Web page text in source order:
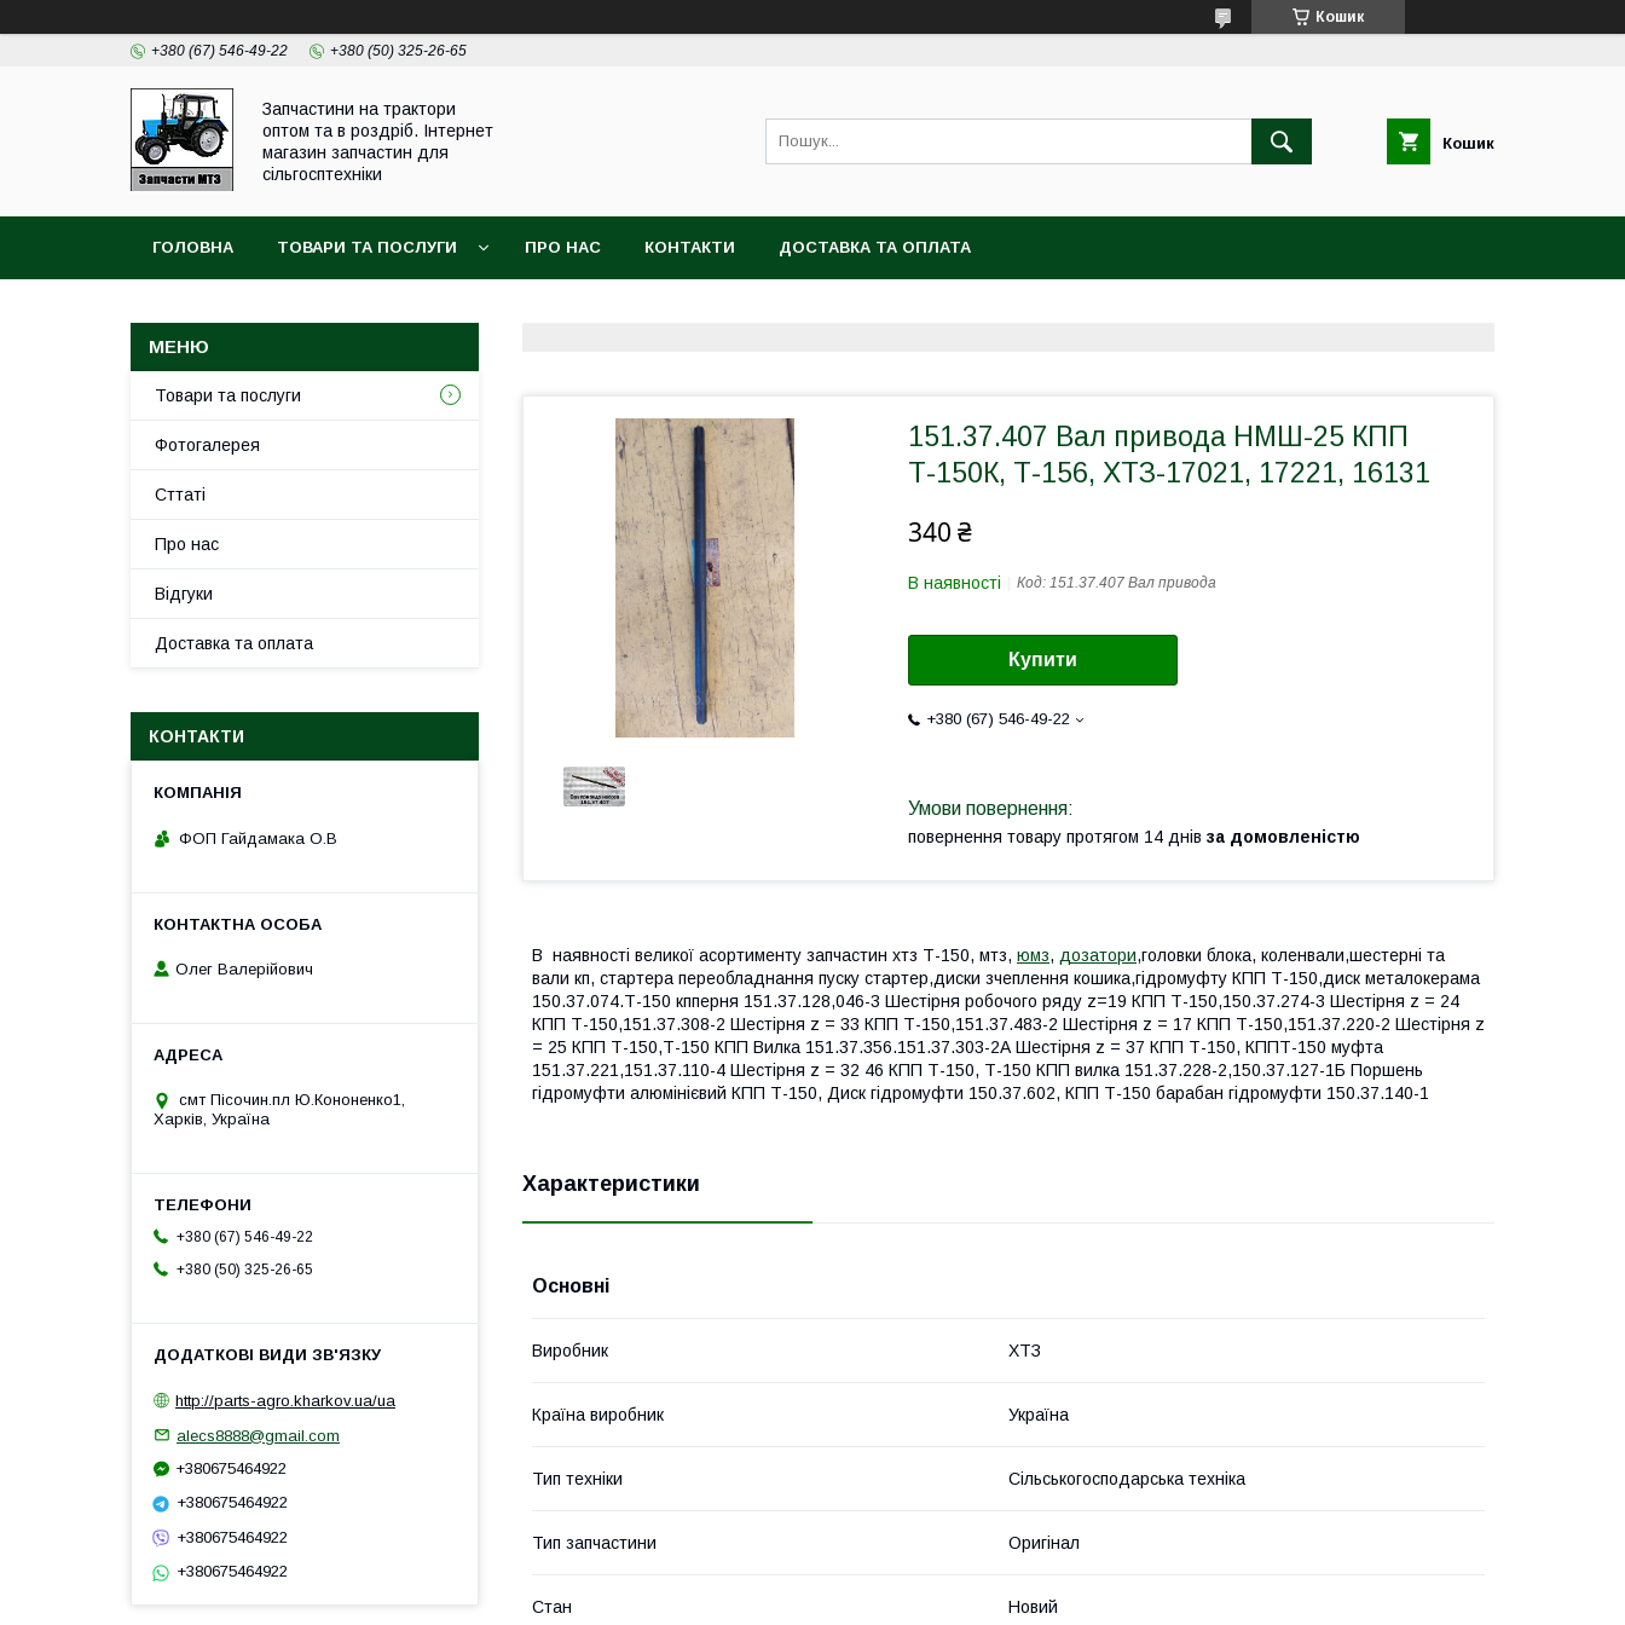
Кошик
+380 (67) 546-49-22 +380 (50) 325-26-65
Запчастини на трактори
оптом та в роздріб. Інтернет
магазин запчастин для
сільгосптехніки
Кошик
ГОЛОВНА ТОВАРИ ТА ПОСЛУГИ ПРО НАС КОНТАКТИ ДОСТАВКА ТА ОПЛАТА
151.37.407 Вал привода НМШ-25 КПП
Т-150К, Т-156, ХТЗ-17021, 17221, 16131
340 ₴
В наявності Код: 151.37.407 Вал привода
Купити
+380 (67) 546-49-22
повернення товару протягом 14 днів за домовленістю
В наявності великої асортименту запчастин хтз Т-150, мтз, юмз, дозатори,головки блока, коленвали,шестерні та
вали кп, стартера переобладнання пуску стартер,диски зчеплення кошика,гідромуфту КПП Т-150,диск металокерама
150.37.074.Т-150 кпперня 151.37.128,046-3 Шестірня робочого ряду z=19 КПП Т-150,150.37.274-3 Шестірня z = 24
КПП Т-150,151.37.308-2 Шестірня z = 33 КПП Т-150,151.37.483-2 Шестірня z = 17 КПП Т-150,151.37.220-2 Шестірня z
= 25 КПП Т-150,Т-150 КПП Вилка 151.37.356.151.37.303-2А Шестірня z = 37 КПП Т-150, КППТ-150 муфта
151.37.221,151.37.110-4 Шестірня z = 32 46 КПП Т-150, Т-150 КПП вилка 151.37.228-2,150.37.127-1Б Поршень
гідромуфти алюмінієвий КПП Т-150, Диск гідромуфти 150.37.602, КПП Т-150 барабан гідромуфти 150.37.140-1
Характеристики
Основні
Виробник ХТЗ
Країна виробник Україна
Тип техніки Сільськогосподарська техніка
Тип запчастини Оригінал
Стан Новий
Товари та послуги
Фотогалерея
Сттаті
Про нас
Відгуки
Доставка та оплата
КОНТАКТИ
ФОП Гайдамака О.В
Олег Валерійович
смт Пісочин.пл Ю.Кононенко1,
Харків, Україна
+380 (67) 546-49-22
+380 (50) 325-26-65
http://parts-agro.kharkov.ua/ua
alecs8888@gmail.com
+380675464922
+380675464922
+380675464922
+380675464922